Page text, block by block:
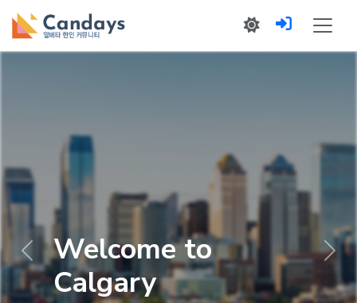
to
Previous Next